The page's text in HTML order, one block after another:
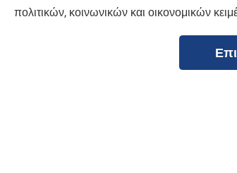
πολιτικών, κοινωνικών και οικονομικών